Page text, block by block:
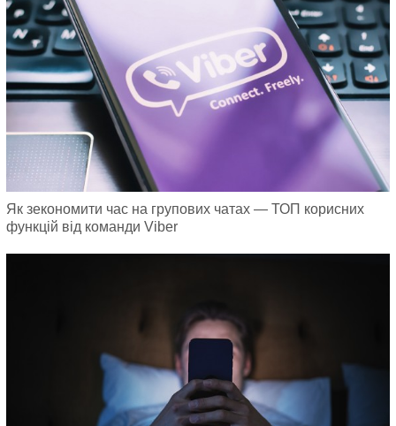
Як зекономити час на групових чатах — ТОП корисних
функцій від команди Viber